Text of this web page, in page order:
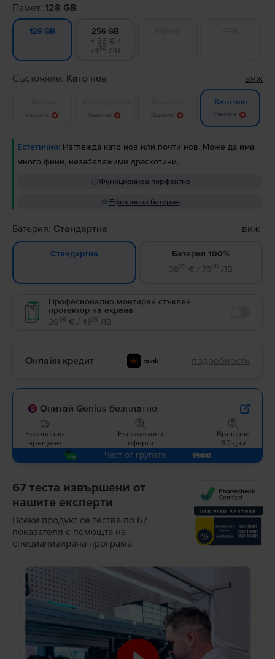
Памет: 128 GB
128 GB 256 GB
+ 38 € /
7432 ЛВ
Състояние: Като нов виж
Известие Известие Известие
Като нов
Известие
Естетично: Изглежда като нов или почти нов. Може да има
много фини, незабележими драскотини.
Функционира перфектно
Ефективна батерия
Батерия: Стандартна виж
Стандартна
Батерия 100%
3899 € / 7626 ЛВ
Професионално монтиран стъклен
протектор на екрана
2099 € / 4105 ЛВ
Онлайн кредит подробности
Опитай Genius безплатно
Безаплано
връщане
Ексклузивни
оферти
Връщане
60 дни
Част от групата
67 теста извършени от
нашите експерти
Всеки продукт се тества по 67
показателя с помощта на
специализирана програма.